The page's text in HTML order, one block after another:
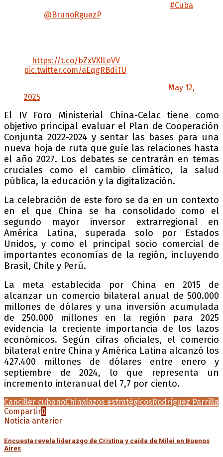
#Cuba
@BrunoRguezP, encabeza la delegación
https://t.co/bZxVXlLeVV
pic.twitter.com/aEqgRBdiTU
May 12,
2025
El IV Foro Ministerial China-Celac tiene como
objetivo principal evaluar el Plan de Cooperación
Conjunta 2022-2024 y sentar las bases para una
nueva hoja de ruta que guíe las relaciones hasta
el año 2027. Los debates se centrarán en temas
cruciales como el cambio climático, la salud
pública, la educación y la digitalización.
La celebración de este foro se da en un contexto
en el que China se ha consolidado como el
segundo mayor inversor extrarregional en
América Latina, superada solo por Estados
Unidos, y como el principal socio comercial de
importantes economías de la región, incluyendo
Brasil, Chile y Perú.
La meta establecida por China en 2015 de
alcanzar un comercio bilateral anual de 500.000
millones de dólares y una inversión acumulada
de 250.000 millones en la región para 2025
evidencia la creciente importancia de los lazos
económicos. Según cifras oficiales, el comercio
bilateral entre China y América Latina alcanzó los
427.400 millones de dólares entre enero y
septiembre de 2024, lo que representa un
incremento interanual del 7,7 por ciento.
Canciller cubanoChinalazos estratégicos Rodríguez Parrilla
Compartir0
Noticia anterior
Encuesta revela liderazgo de Cristina y caída de Milei en Buenos
Aires